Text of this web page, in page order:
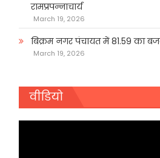
रामप्रपन्नाचार्य
March 19, 2026
बिक्रम नगर पंचायत में 81.59 का
March 19, 2026
वीडियो